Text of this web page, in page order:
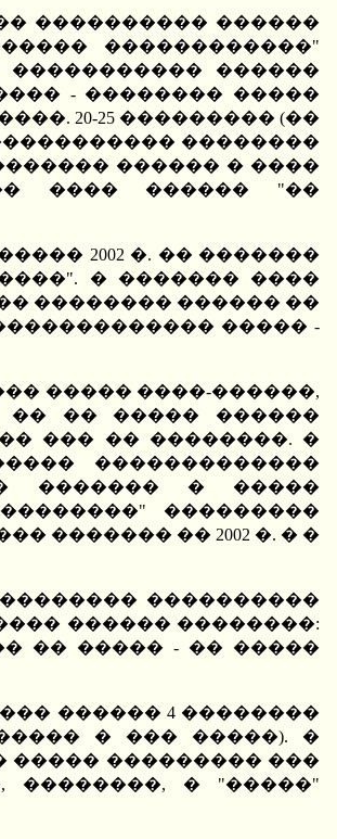
���������� ������
������������"
����������� ������
- �������� �����
20-25 ��������� (��
��������
������ � ����
���� ������ "��
2002 �. �� �������
� ������� ����
�������� ������ ��
����� -
����� ����-������,
�� �� ����� ������
��� �� ��������. �
�������������
������� � �����
���������
������� �� 2002 �. � �
����������
������ ��������:
�� ����� - �� �����
������ 4 ��������
� ��� �����). �
����� ��������� ���
��������, � "�����"